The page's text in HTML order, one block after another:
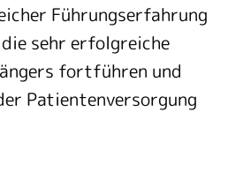
Führungserfahrung
sehr erfolgreiche
fortführen und
Patientenversorgung